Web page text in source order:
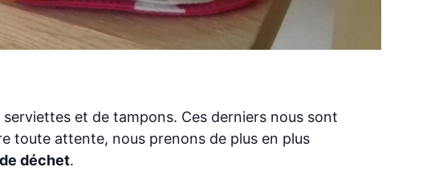
et de tampons. Ces derniers nous sont
toute attente, nous prenons de plus en plus
déchet.